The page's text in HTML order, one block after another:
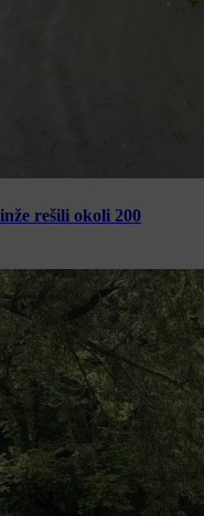
rešili okoli 200